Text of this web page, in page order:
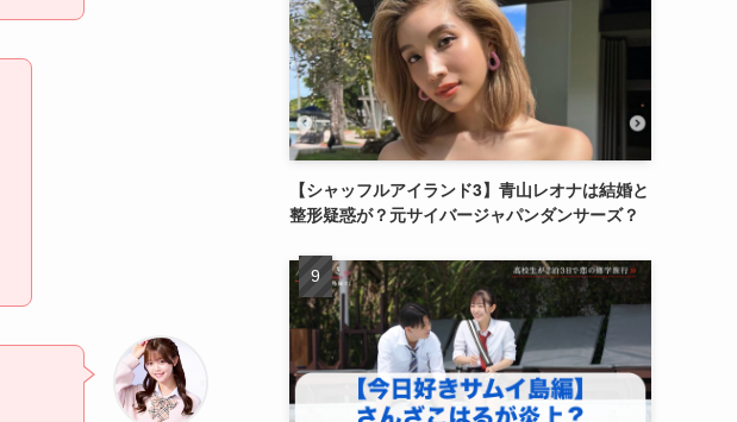
【シャッフルアイランド3】青山レオナは結婚と
整形疑惑が？元サイバージャパンダンサーズ？